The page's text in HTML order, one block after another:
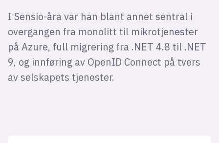
I Sensio-åra var han blant annet sentral i
overgangen fra monolitt til mikrotjenester
på Azure, full migrering fra .NET 4.8 til .NET
9, og innføring av OpenID Connect på tvers
av selskapets tjenester.